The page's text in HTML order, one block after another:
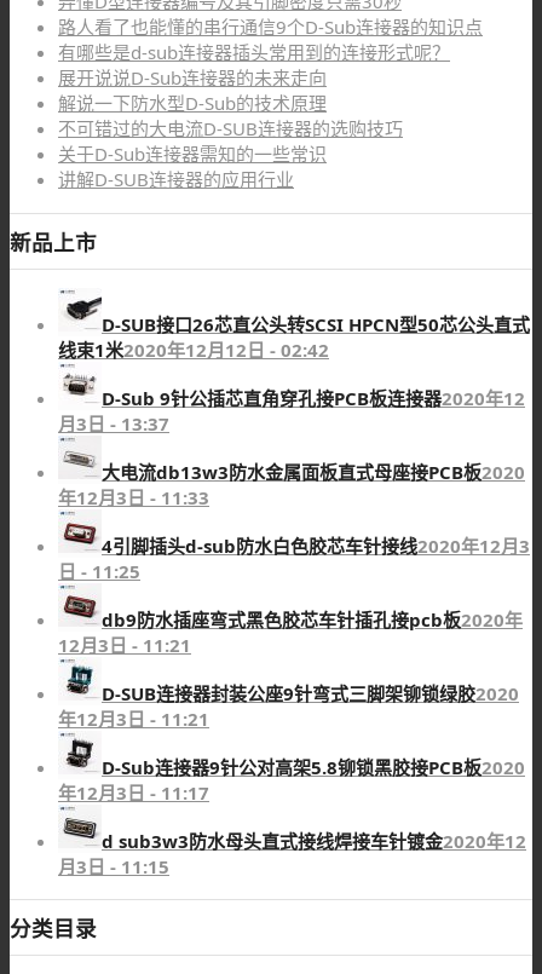
路人看了也能懂的串行通信9个D-Sub连接器的知识点
有哪些是d-sub连接器插头常用到的连接形式呢？
展开说说D-Sub连接器的未来走向
解说一下防水型D-Sub的技术原理
不可错过的大电流D-SUB连接器的选购技巧
关于D-Sub连接器需知的一些常识
讲解D-SUB连接器的应用行业
新品上市
D-SUB接口26芯直公头转SCSI HPCN型50芯公头直式
线束1米2020年12月12日 - 02:42
D-Sub 9针公插芯直角穿孔接PCB板连接器2020年12
月3日 - 13:37
大电流db13w3防水金属面板直式母座接PCB板2020
年12月3日 - 11:33
4引脚插头d-sub防水白色胶芯车针接线2020年12月3
日 - 11:25
db9防水插座弯式黑色胶芯车针插孔接pcb板2020年
12月3日 - 11:21
D-SUB连接器封装公座9针弯式三脚架铆锁绿胶2020
年12月3日 - 11:21
D-Sub连接器9针公对高架5.8铆锁黑胶接PCB板2020
年12月3日 - 11:17
d sub3w3防水母头直式接线焊接车针镀金2020年12
月3日 - 11:15
分类目录